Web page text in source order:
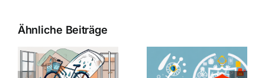
Ähnliche Beiträge